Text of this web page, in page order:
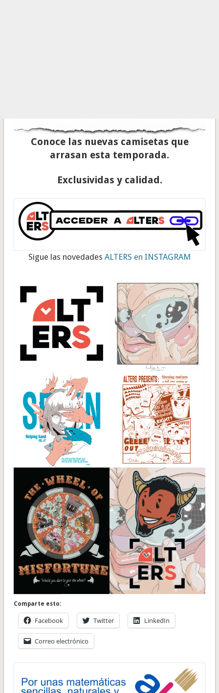
Conoce las nuevas camisetas que
arrasan esta temporada.
Exclusividas y calidad.
Sigue las novedades ALTERS en INSTAGRAM
Comparte esto:
Facebook Twitter LinkedIn
Correo electrónico